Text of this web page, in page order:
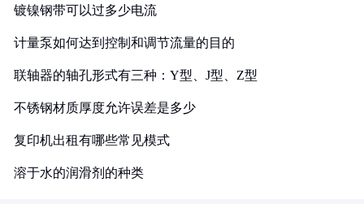
镀镍钢带可以过多少电流
计量泵如何达到控制和调节流量的目的
联轴器的轴孔形式有三种：Y型、J型、Z型
不锈钢材质厚度允许误差是多少
复印机出租有哪些常见模式
溶于水的润滑剂的种类